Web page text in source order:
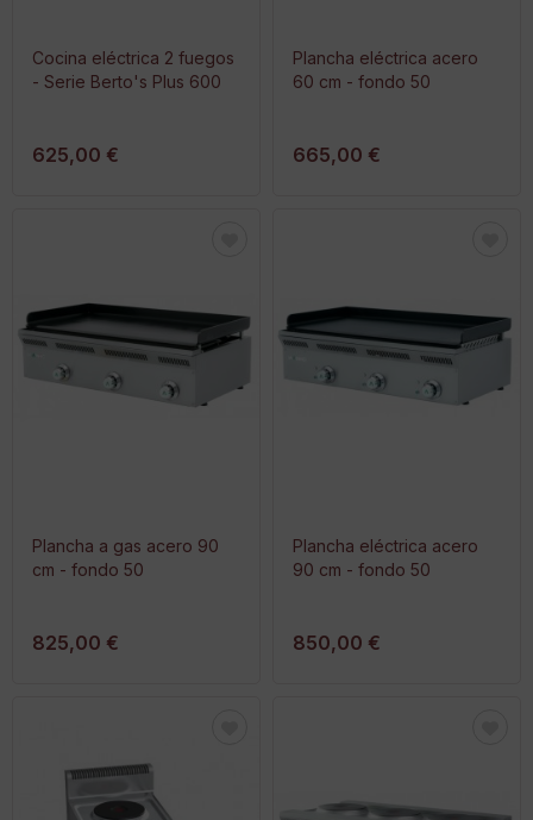
Cocina eléctrica 2 fuegos
- Serie Berto's Plus 600
625,00 €
Plancha eléctrica acero
60 cm - fondo 50
665,00 €
Plancha a gas acero 90
cm - fondo 50
825,00 €
Plancha eléctrica acero
90 cm - fondo 50
850,00 €